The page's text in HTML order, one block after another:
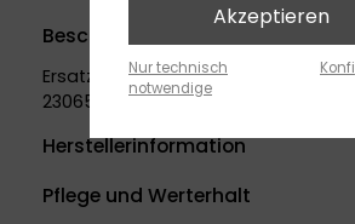
Beschreibung
Ersatzteil für Artikelnummern
2306528040
Herstellerinformation
Pflege und Werterhalt
Akzeptieren
Nur technisch
notwendige